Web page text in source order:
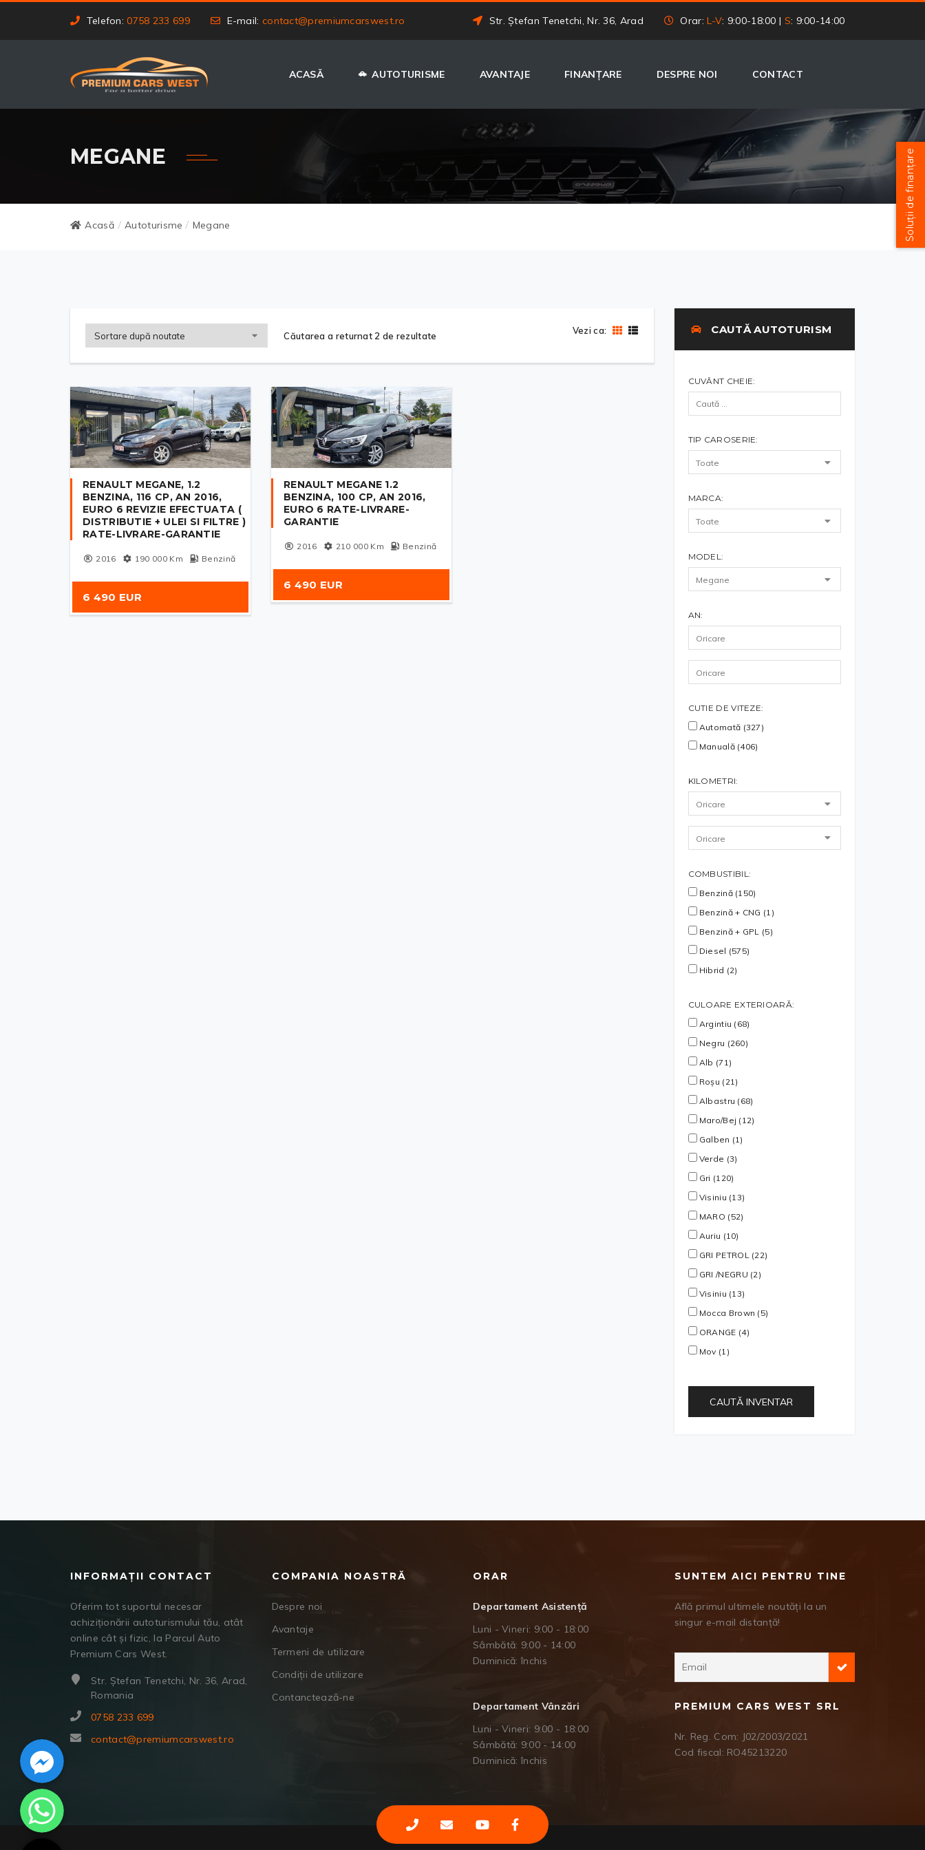
Telefon:0758 233 699 E-mail: contact@premiumcarswest.ro Str. Ștefan Tenetchi, Nr. 36, Arad Orar:L-V: 9:00-18:00 | S: 9:00-14:00
ACASĂ AUTOTURISME AVANTAJE FINANȚARE DESPRE NOI CONTACT
MEGANE
Acasă / Autoturisme / Megane
Căutarea a returnat 2 de rezultate Vezi ca:
RENAULT MEGANE, 1.2
BENZINA, 116 CP, AN 2016,
EURO 6 REVIZIE EFECTUATA (
DISTRIBUTIE + ULEI SI FILTRE )
RATE-LIVRARE-GARANTIE
2016 190 000Km Benzină
6 490 EUR
RENAULT MEGANE 1.2
BENZINA, 100 CP, AN 2016,
EURO 6 RATE-LIVRARE-
GARANTIE
2016 210 000Km Benzină
6 490 EUR
CAUTĂ AUTOTURISM
CUVÂNT CHEIE:
TIP CAROSERIE:
MARCA:
MODEL:
AN:
CUTIE DE VITEZE:
Automată (327)
Manuală (406)
KILOMETRI:
COMBUSTIBIL:
Benzină (150)
Benzină + CNG (1)
Benzină + GPL (5)
Diesel (575)
Hibrid (2)
CULOARE EXTERIOARĂ:
Argintiu (68)
Negru (260)
Alb (71)
Roșu (21)
Albastru (68)
Maro/Bej (12)
Galben (1)
Verde (3)
Gri (120)
Visiniu (13)
MARO (52)
Auriu (10)
GRI PETROL (22)
GRI /NEGRU (2)
Visiniu (13)
Mocca Brown (5)
ORANGE (4)
Mov (1)
CAUTĂ INVENTAR
INFORMAȚII CONTACT
Oferim tot suportul necesar
achiziționării autoturismului tău, atât
online cât și fizic, la Parcul Auto
Premium Cars West.
Str. Ștefan Tenetchi, Nr. 36, Arad,
Romania
0758 233 699
contact@premiumcarswest.ro
COMPANIA NOASTRĂ
Despre noi
Avantaje
Termeni de utilizare
Condiții de utilizare
Contanctează-ne
ORAR
Departament Asistență
Luni - Vineri: 9:00 - 18:00
Sâmbătă: 9:00 - 14:00
Duminică: închis
Departament Vânzări
Luni - Vineri: 9:00 - 18:00
Sâmbătă: 9:00 - 14:00
Duminică: închis
SUNTEM AICI PENTRU TINE
Află primul ultimele noutăți la un
singur e-mail distanță!
PREMIUM CARS WEST SRL
Nr. Reg. Com: J02/2003/2021
Cod fiscal: RO45213220
Soluții de finanțare
Facebook Messenger
WhatsApp